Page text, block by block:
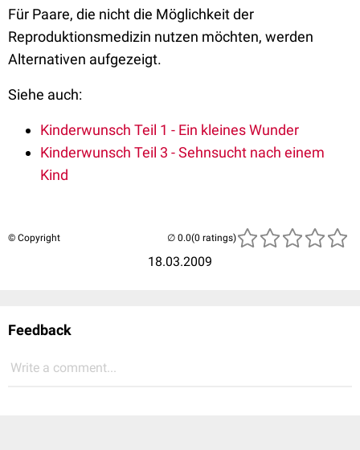
Für Paare, die nicht die Möglichkeit der
Reproduktionsmedizin nutzen möchten, werden
Alternativen aufgezeigt.
Siehe auch:
Kinderwunsch Teil 1 - Ein kleines Wunder
Kinderwunsch Teil 3 - Sehnsucht nach einem
Kind
© Copyright
18.03.2009
(0 ratings)
Feedback
Write a comment...